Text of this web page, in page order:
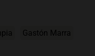
Gastón Marra